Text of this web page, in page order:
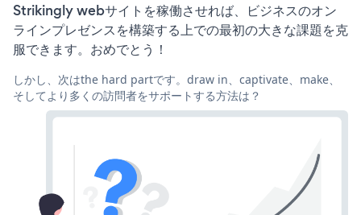
Strikingly webサイトを稼働させれば、ビジネスのオン
ラインプレゼンスを構築する上での最初の大きな課題を克
服できます。おめでとう！
しかし、次はthe hard partです。draw in、captivate、make、
そしてより多くの訪問者をサポートする方法は？